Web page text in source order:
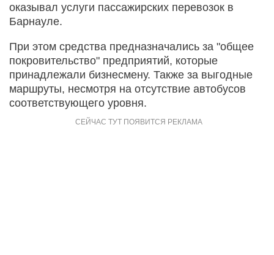
оказывал услуги пассажирских перевозок в
Барнауле.
При этом средства предназначались за "общее
покровительство" предприятий, которые
принадлежали бизнесмену. Также за выгодные
маршруты, несмотря на отсутствие автобусов
соответствующего уровня.